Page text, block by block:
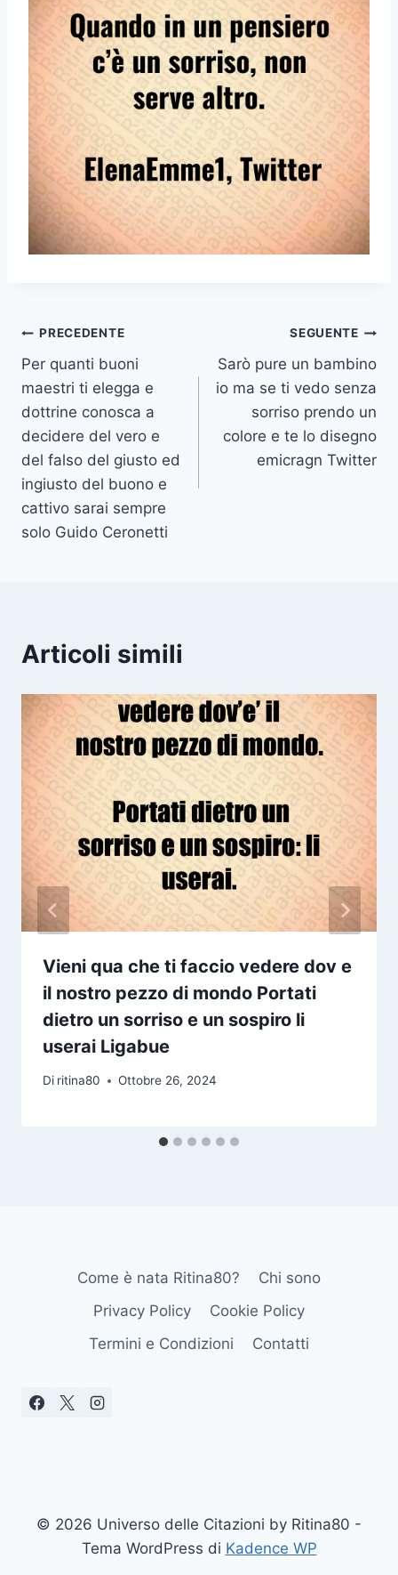
Navigazione
articoli
PRECEDENTE
Per quanti buoni
maestri ti elegga e
dottrine conosca a
decidere del vero e
del falso del giusto ed
ingiusto del buono e
cattivo sarai sempre
solo Guido Ceronetti
SEGUENTE
Sarò pure un bambino
io ma se ti vedo senza
sorriso prendo un
colore e te lo disegno
emicragn Twitter
Articoli simili
Vieni qua che ti faccio vedere dov e
il nostro pezzo di mondo Portati
dietro un sorriso e un sospiro li
userai Ligabue
Di ritina80 Ottobre 26, 2024
Come è nata Ritina80?
Chi sono
Privacy Policy
Cookie Policy
Termini e Condizioni
Contatti
© 2026 Universo delle Citazioni by Ritina80 -
Tema WordPress di Kadence WP